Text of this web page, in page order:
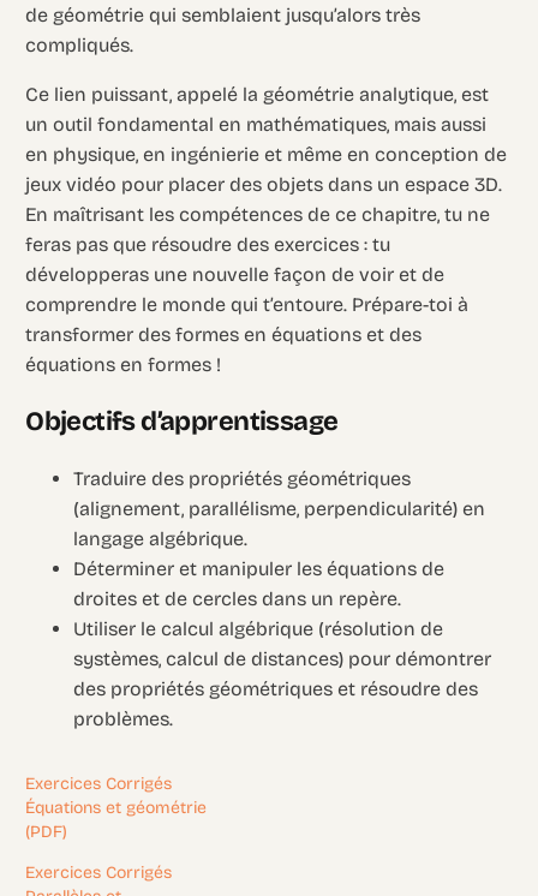
de géométrie qui semblaient jusqu’alors très
compliqués.
Ce lien puissant, appelé la géométrie analytique, est
un outil fondamental en mathématiques, mais aussi
en physique, en ingénierie et même en conception de
jeux vidéo pour placer des objets dans un espace 3D.
En maîtrisant les compétences de ce chapitre, tu ne
feras pas que résoudre des exercices : tu
développeras une nouvelle façon de voir et de
comprendre le monde qui t’entoure. Prépare-toi à
transformer des formes en équations et des
équations en formes !
Objectifs d’apprentissage
Traduire des propriétés géométriques
(alignement, parallélisme, perpendicularité) en
langage algébrique.
Déterminer et manipuler les équations de
droites et de cercles dans un repère.
Utiliser le calcul algébrique (résolution de
systèmes, calcul de distances) pour démontrer
des propriétés géométriques et résoudre des
problèmes.
Exercices Corrigés
Équations et géométrie
(PDF)
Exercices Corrigés